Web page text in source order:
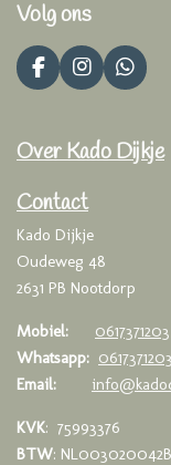
Volg ons
F
a
b
o
k
I
n
a
r
a
m
W
h
s
Over Kado Dijkje
Contact
Kado Dijkje
Oudeweg 48
2631 PB Nootdorp
Mobiel:
0617371203
Whatsapp: 0617371203
Email:
KVK: 75993376
BTW: